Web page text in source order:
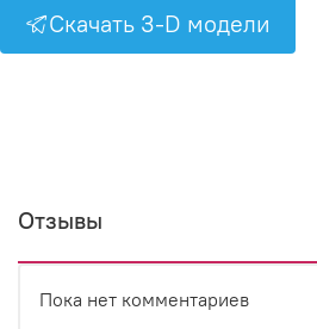
Скачать 3-D модели
Отзывы
Пока нет комментариев